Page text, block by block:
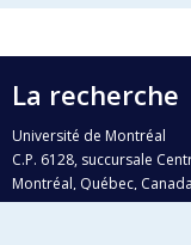
La recherche
Université de Montréal
C.P. 6128, succursale
Montréal, Québec, Canada
H3C 3J7